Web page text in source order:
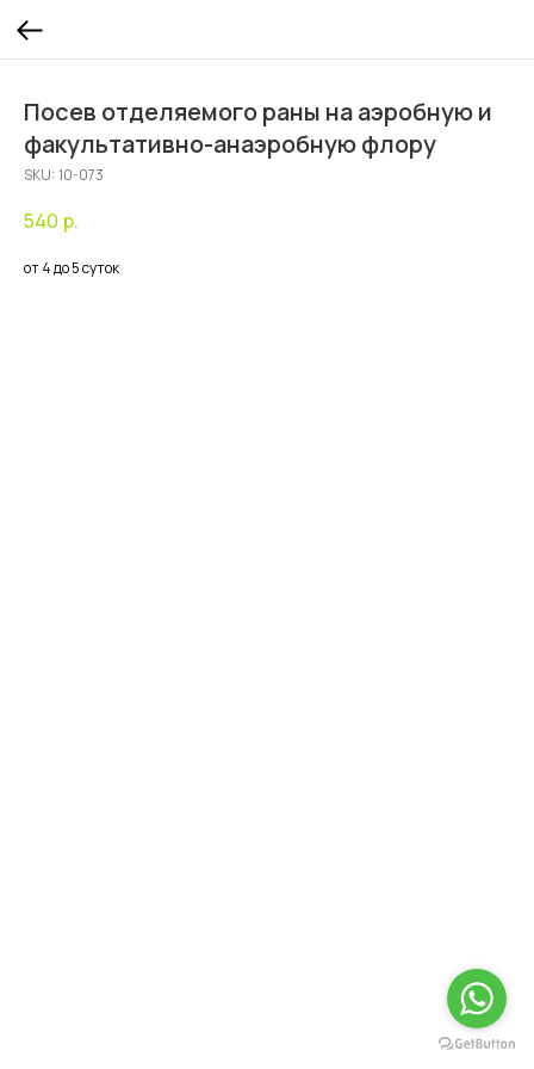
Посев отделяемого раны на аэробную и
факультативно-анаэробную флору
SKU:10-073
540 р.
от 4 до 5 суток